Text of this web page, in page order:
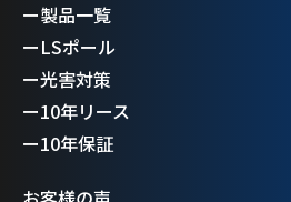
ー製品一覧
ーLSポール
ー光害対策
ー10年リース
ー10年保証